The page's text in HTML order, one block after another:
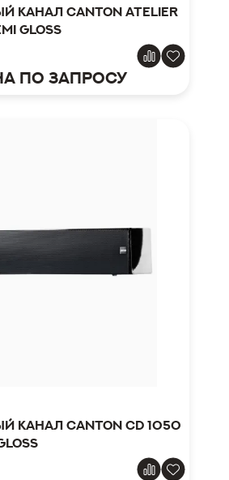
канал Canton Atelier
Gloss
по запросу
канал Canton CD 1050